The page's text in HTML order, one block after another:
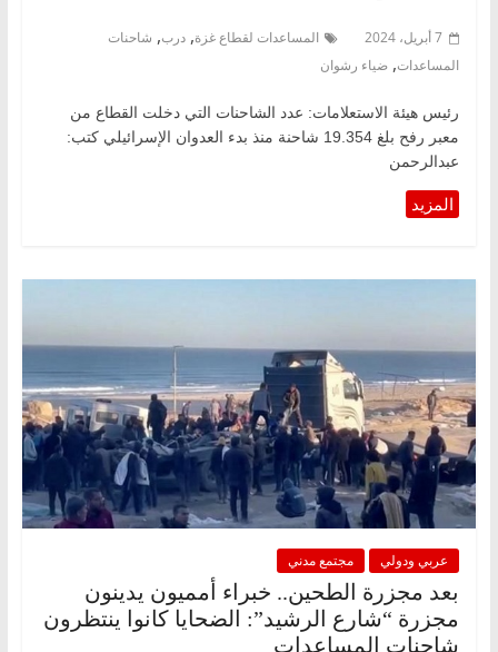
7 أبريل، 2024 المساعدات لقطاع غزة, درب, شاحنات
المساعدات, ضياء رشوان
رئيس هيئة الاستعلامات: عدد الشاحنات التي دخلت القطاع من
معبر رفح بلغ 19.354 شاحنة منذ بدء العدوان الإسرائيلي كتب:
عبدالرحمن
عربي ودولي مجتمع مدني
بعد مجزرة الطحين.. خبراء أمميون يدينون
مجزرة “شارع الرشيد”: الضحايا كانوا ينتظرون
شاحنات المساعدات